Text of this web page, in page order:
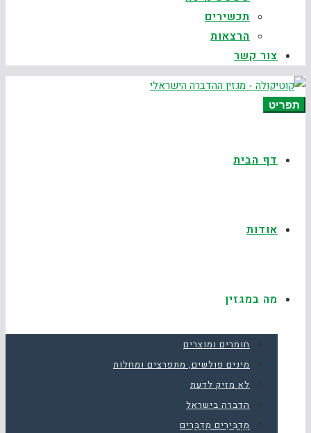
תכשירים
הרצאות
צור קשר
תפריט
דף הבית
אודות
מה במגזין
חומרים ומוצרים
מינים פולשים, מתפרצים ומחלות
לא מזיק לדעת
הדברה בישראל
מַדְבִּירִים מְדַבְּרִים